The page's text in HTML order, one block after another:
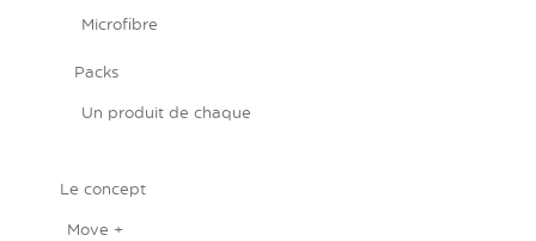
Microfibre
Packs
Un produit de chaque
Le concept
Move +